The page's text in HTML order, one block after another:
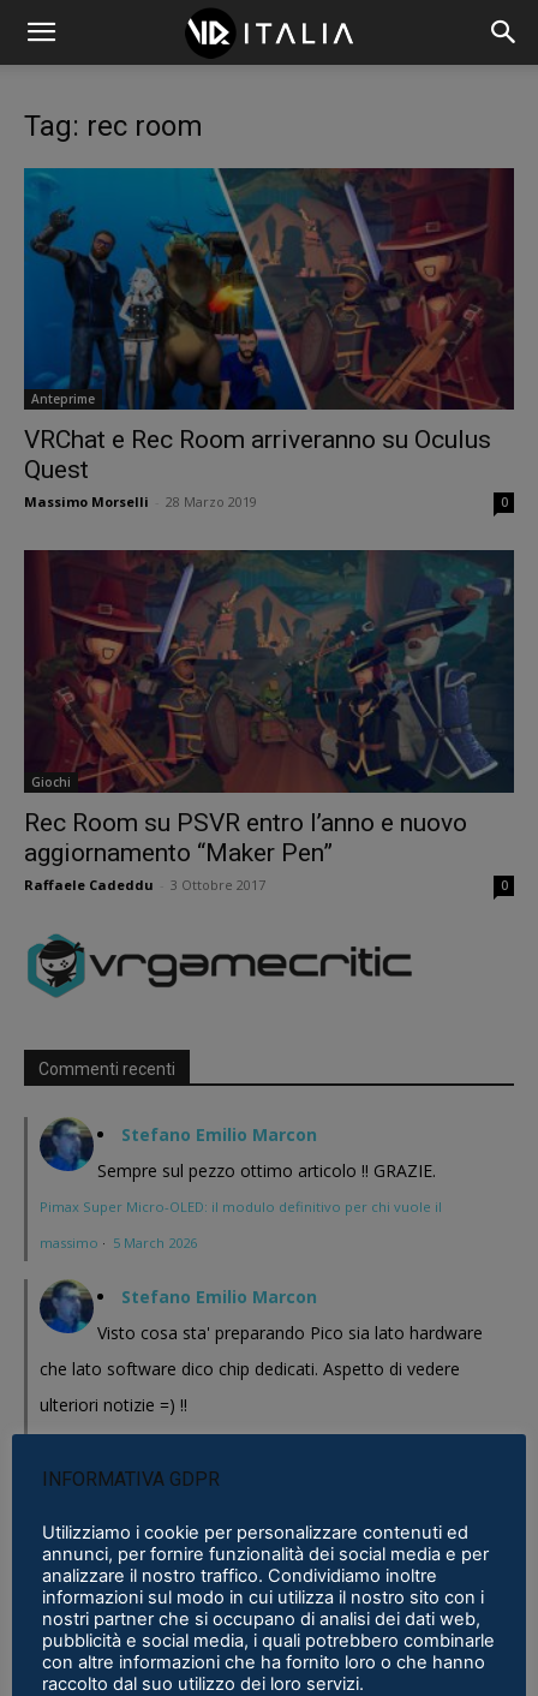
Tag: rec room
Anteprime
VRChat e Rec Room arriveranno su Oculus
Quest
Massimo Morselli 28 Marzo 2019 0
Giochi
Rec Room su PSVR entro l’anno e nuovo
aggiornamento “Maker Pen”
Raffaele Cadeddu 3 Ottobre 2017 0
Commenti recenti
Stefano Emilio Marcon
Sempre sul pezzo ottimo articolo !! GRAZIE.
Pimax Super Micro-OLED: il modulo definitivo per chi vuole il
massimo · 5 March 2026
Stefano Emilio Marcon
Visto cosa sta' preparando Pico sia lato hardware
che lato software dico chip dedicati. Aspetto di vedere
ulteriori notizie =) !!
massimo · 5 March 2026
Stefano Emilio Marcon
Vediamo cosa mi realizzeranno in questi anni , Play
for Dream al CES 2026 ha presentato un bel modello chissa'
magari Pico se ne esce con un prodotto a buon prezzo . In
sostanza i prodotti cinesi...
INFORMATIVA GDPR
Utilizziamo i cookie per personalizzare contenuti ed
annunci, per fornire funzionalità dei social media e per
analizzare il nostro traffico. Condividiamo inoltre
informazioni sul modo in cui utilizza il nostro sito con i
nostri partner che si occupano di analisi dei dati web,
pubblicità e social media, i quali potrebbero combinarle
con altre informazioni che ha fornito loro o che hanno
raccolto dal suo utilizzo dei loro servizi.